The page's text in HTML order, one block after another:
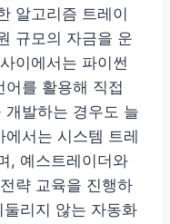
알고리즘 트레이
규모의 자금을 운
이에서는 파이썬
를 활용해 직접
개발하는 경우도 늘
서는 시스템 트레
, 예스트레이더와
략 교육을 진행하
리지 않는 자동화